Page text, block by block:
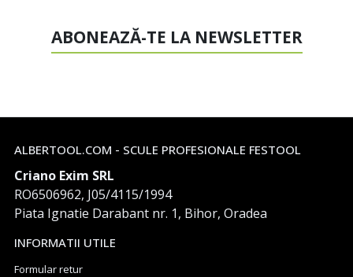
ABONEAZĂ-TE LA NEWSLETTER
ALBERTOOL.COM - SCULE PROFESIONALE FESTOOL
Criano Exim SRL
RO6506962, J05/4115/1994
Piata Ignatie Darabant nr. 1, Bihor, Oradea
INFORMATII UTILE
Formular retur